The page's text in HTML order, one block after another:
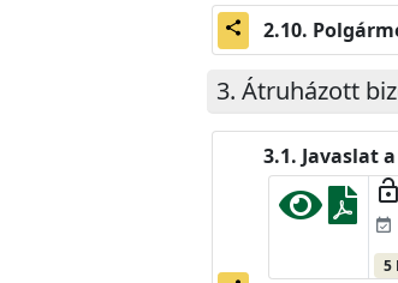
share
Átruházott
Javaslat
lock_open
event_available
5